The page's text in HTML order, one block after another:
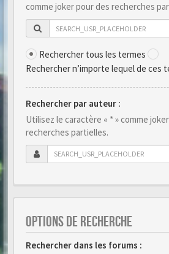
comme joker pour des recherches
Rechercher tous les termes
Rechercher n’importe lequel de ces
Rechercher par auteur :
Utilisez le caractère « * » comme
recherches partielles.
OPTIONS DE RECHERCHE
Rechercher dans les forums :